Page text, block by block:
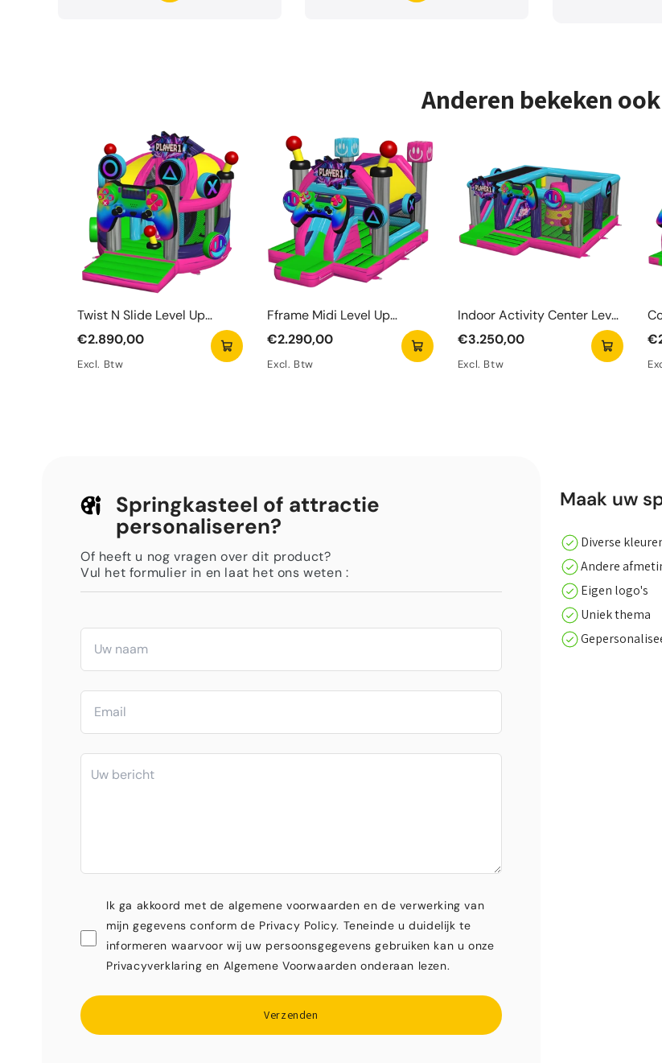
Anderen bekeken ook
Twist N Slide Level Up
Springkasteel
€2.890,00
Excl. Btw
Fframe Midi Level Up
Springkasteel
€2.290,00
Excl. Btw
Indoor Activity Center Level
Up
€3.250,00
Excl. Btw
Springkasteel of attractie
personaliseren?
Of heeft u nog vragen over dit product?
Vul het formulier in en laat het ons weten :
Ik ga akkoord met de algemene voorwaarden en de verwerking van
mijn gegevens conform de Privacy Policy. Teneinde u duidelijk te
informeren waarvoor wij uw persoonsgegevens gebruiken kan u onze
Privacyverklaring en Algemene Voorwaarden onderaan lezen.
Verzenden
Maak uw
Diverse
Andere
Eigen logo's
Uniek thema